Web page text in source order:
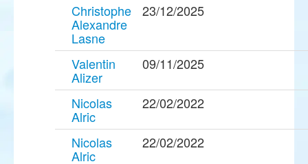
Christophe
Alexandre
Lasne
23/12/2025
Valentin
Alizer
09/11/2025
Nicolas
Alric
22/02/2022
Nicolas
Alric
22/02/2022